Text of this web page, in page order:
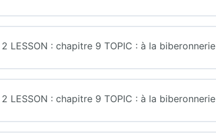
2 LESSON : chapitre 9 TOPIC : à la
2 LESSON : chapitre 9 TOPIC : à la